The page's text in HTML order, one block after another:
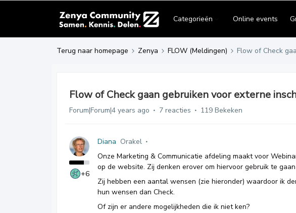
Categorieën Online events
Terug naar homepage Zenya FLOW (Meldingen) Flow of Check
Flow of Check gaan gebruiken voor externe
Forum|Forum|4 years ago 7 reacties 119 Bekeken
+6
Diana Orakel
Onze Marketing & Communicatie afdeling maakt voor
op de website. Zij denken erover om hiervoor gebruik te
Zij hebben een aantal wensen (zie hieronder) waardoor ik
hun wensen dan Check.
Of zijn er andere mogelijkheden die ik niet ken?